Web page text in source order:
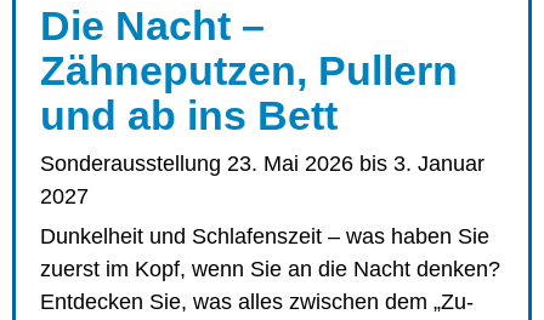
Die Nacht –
Zähneputzen, Pullern
und ab ins Bett
Sonderausstellung 23. Mai 2026 bis 3. Januar
2027
Dunkelheit und Schlafenszeit – was haben Sie
zuerst im Kopf, wenn Sie an die Nacht denken?
Entdecken Sie, was alles zwischen dem „Zu-